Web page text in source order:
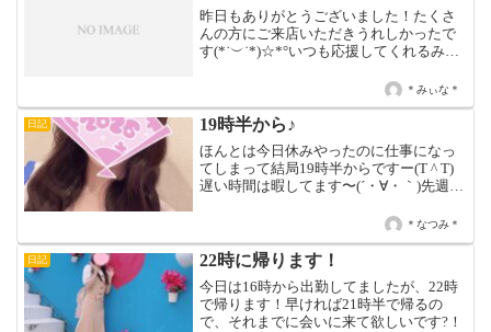
昨日もありがとうございました！たくさ
んの方にご来店いただきうれしかったで
す(*˙︶˙*)☆*°いつも応援してくれるみん
くん ♡♡ 本指名 白帽子さん ♡♡ 本指名
＊みぃな＊
日記 19時半から♪
ほんとは今日休みやったのに仕事になっ
てしまって結局19時半からですー(T ^ T)
遅い時間は暇してます〜(´・∀・｀)先週い
まだ上がってませんが、出勤するかもで
いから...
＊なつみ＊
日記 22時に帰ります！
今日は16時から出勤してましたが、22時
で帰ります！早ければ21時半で帰るの
で、それまでに会いに来て欲しいです?！